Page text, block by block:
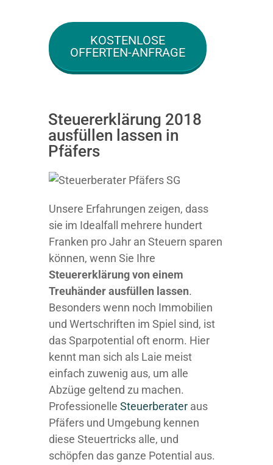
KOSTENLOSE
OFFERTEN-ANFRAGE
Steuererklärung 2018
ausfüllen lassen in
Pfäfers
Unsere Erfahrungen zeigen, dass
sie im Idealfall mehrere hundert
Franken pro Jahr an Steuern sparen
können, wenn Sie Ihre
Steuererklärung von einem
Treuhänder ausfüllen lassen.
Besonders wenn noch Immobilien
und Wertschriften im Spiel sind, ist
das Sparpotential oft enorm. Hier
kennt man sich als Laie meist
einfach zuwenig aus, um alle
Abzüge geltend zu machen.
Professionelle Steuerberater aus
Pfäfers und Umgebung kennen
diese Steuertricks alle, und
schöpfen das ganze Potential aus.